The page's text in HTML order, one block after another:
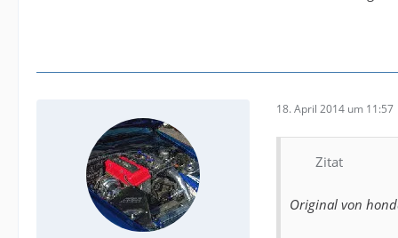
18. April 2014 um 11:57
Zitat
Original von